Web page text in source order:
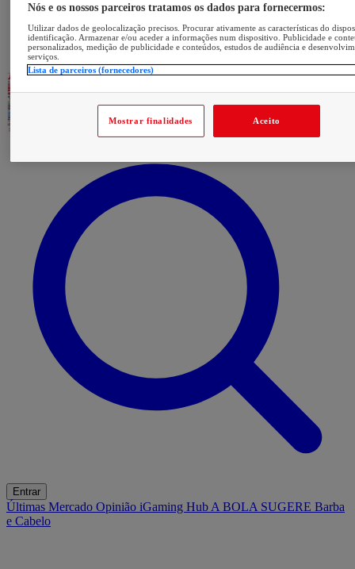
Entrar
Últimas Mercado Opinião iGaming Hub A BOLA SUGERE Barba
e Cabelo
Nós e os nossos parceiros tratamos os dados para fornecermos:
Utilizar dados de geolocalização precisos. Procurar ativamente as características do
identificação. Armazenar e/ou aceder a informações num dispositivo. Publicidade e
personalizados, medição de publicidade e conteúdos, estudos de audiência e
serviços.
Lista de parceiros (fornecedores)
Mostrar finalidades Aceito